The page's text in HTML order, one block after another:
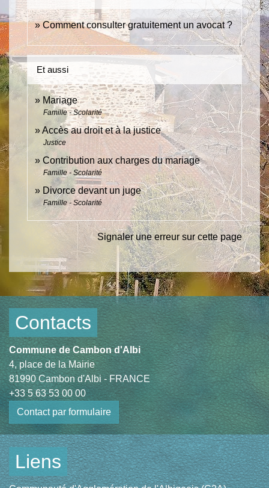
Comment consulter gratuitement un avocat ?
Et aussi
Mariage
Famille - Scolarité
Accès au droit et à la justice
Justice
Contribution aux charges du mariage
Famille - Scolarité
Divorce devant un juge
Famille - Scolarité
Signaler une erreur sur cette page
Contacts
Commune de Cambon d'Albi
4, place de la Mairie
81990 Cambon d'Albi - FRANCE
+33 5 63 53 00 00
Contact par formulaire
Liens